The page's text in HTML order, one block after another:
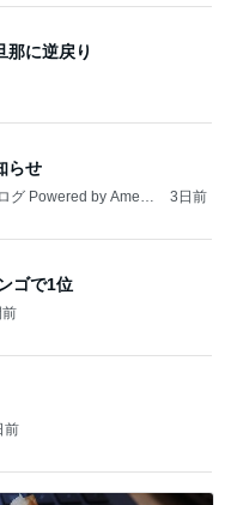
那に逆戻り
らせ
グ Powered by Ameb
3日前
ゴで1位
前